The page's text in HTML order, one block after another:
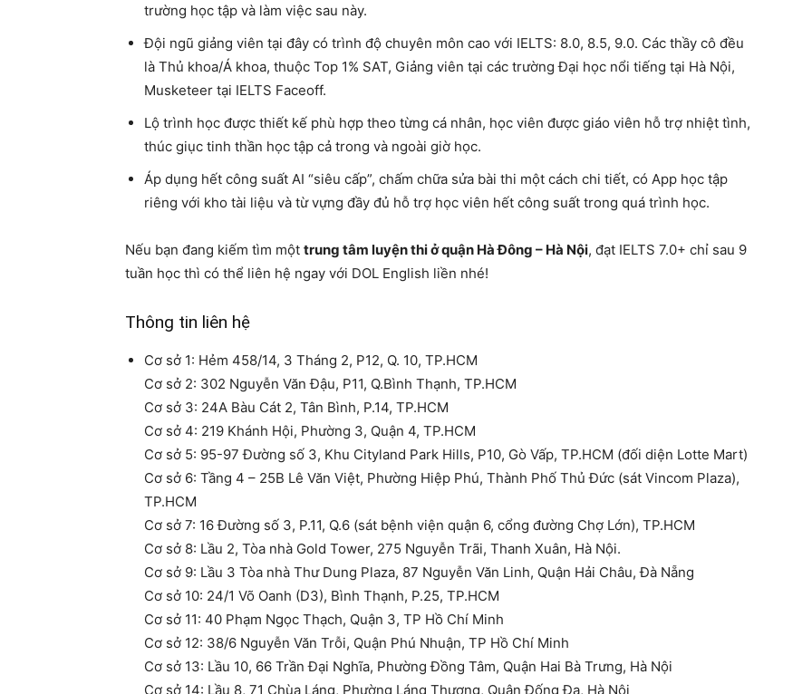
trường học tập và làm việc sau này.
Đội ngũ giảng viên tại đây có trình độ chuyên môn cao với IELTS: 8.0, 8.5, 9.0. Các thầy cô đều
là Thủ khoa/Á khoa, thuộc Top 1% SAT, Giảng viên tại các trường Đại học nổi tiếng tại Hà Nội,
Musketeer tại IELTS Faceoff.
Lộ trình học được thiết kế phù hợp theo từng cá nhân, học viên được giáo viên hỗ trợ nhiệt tình,
thúc giục tinh thần học tập cả trong và ngoài giờ học.
Áp dụng hết công suất AI “siêu cấp”, chấm chữa sửa bài thi một cách chi tiết, có App học tập
riêng với kho tài liệu và từ vựng đầy đủ hỗ trợ học viên hết công suất trong quá trình học.
Nếu bạn đang kiếm tìm một trung tâm luyện thi ở quận Hà Đông – Hà Nội, đạt IELTS 7.0+ chỉ sau 9
tuần học thì có thể liên hệ ngay với DOL English liền nhé!
Thông tin liên hệ
Cơ sở 1: Hẻm 458/14, 3 Tháng 2, P12, Q. 10, TP.HCM
Cơ sở 2: 302 Nguyễn Văn Đậu, P11, Q.Bình Thạnh, TP.HCM
Cơ sở 3: 24A Bàu Cát 2, Tân Bình, P.14, TP.HCM
Cơ sở 4: 219 Khánh Hội, Phường 3, Quận 4, TP.HCM
Cơ sở 5: 95-97 Đường số 3, Khu Cityland Park Hills, P10, Gò Vấp, TP.HCM (đối diện Lotte Mart)
Cơ sở 6: Tầng 4 – 25B Lê Văn Việt, Phường Hiệp Phú, Thành Phố Thủ Đức (sát Vincom Plaza),
TP.HCM
Cơ sở 7: 16 Đường số 3, P.11, Q.6 (sát bệnh viện quận 6, cổng đường Chợ Lớn), TP.HCM
Cơ sở 8: Lầu 2, Tòa nhà Gold Tower, 275 Nguyễn Trãi, Thanh Xuân, Hà Nội.
Cơ sở 9: Lầu 3 Tòa nhà Thư Dung Plaza, 87 Nguyễn Văn Linh, Quận Hải Châu, Đà Nẵng
Cơ sở 10: 24/1 Võ Oanh (D3), Bình Thạnh, P.25, TP.HCM
Cơ sở 11: 40 Phạm Ngọc Thạch, Quận 3, TP Hồ Chí Minh
Cơ sở 12: 38/6 Nguyễn Văn Trỗi, Quận Phú Nhuận, TP Hồ Chí Minh
Cơ sở 13: Lầu 10, 66 Trần Đại Nghĩa, Phường Đồng Tâm, Quận Hai Bà Trưng, Hà Nội
Cơ sở 14: Lầu 8, 71 Chùa Láng, Phường Láng Thượng, Quận Đống Đa, Hà Nội